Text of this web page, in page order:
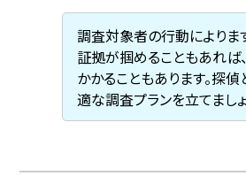
調査対象者の行動によりま
証拠が掴めることもあれば
かかることもあります。探偵
適な調査プランを立てましょ